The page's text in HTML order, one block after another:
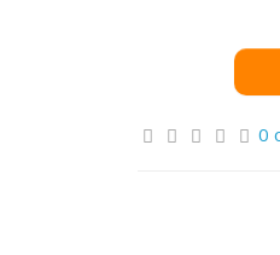
0